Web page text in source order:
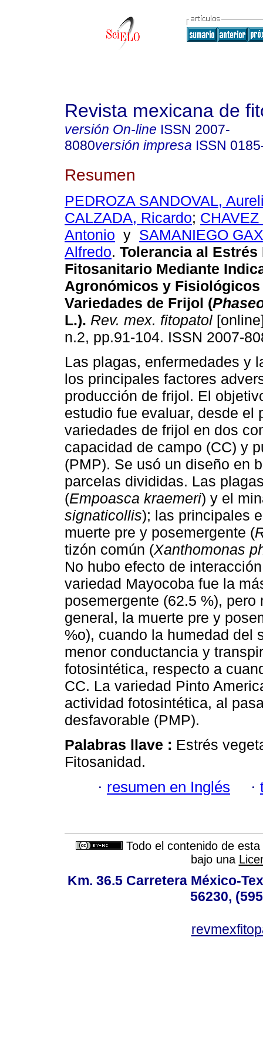
Revista mexicana de
versión On-line ISSN 2007-
8080versión impresa ISSN
Resumen
PEDROZA SANDOVAL,
CALZADA, Ricardo;
Antonio y SAMANIEGO
Alfredo. Tolerancia al
Fitosanitario Mediante
Agronómicos y
Variedades de Frijol (
L.). Rev. mex. fitopatol
n.2, pp.91-104. ISSN 2007-
Las plagas, enfermedades y
los principales factores
producción de frijol. El
estudio fue evaluar, desde el
variedades de frijol en dos
capacidad de campo (CC) y
(PMP). Se usó un diseño en
parcelas divididas. Las
(Empoasca kraemeri) y el
signaticollis); las principales
muerte pre y posemergente (
tizón común (Xanthomonas
No hubo efecto de
variedad Mayocoba fue la
posemergente (62.5 %),
general, la muerte pre y
%o), cuando la humedad del
menor conductancia y
fotosintética, respecto a
CC. La variedad Pinto
actividad fotosintética, al
desfavorable (PMP).
Palabras llave : Estrés
Fitosanidad.
· resumen en Inglés ·
Todo el contenido de
bajo una
Km. 36.5 Carretera México-
56230,